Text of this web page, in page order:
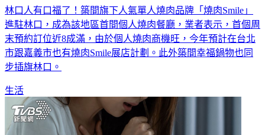
林口人有口福了！築間旗下人氣單人燒肉品牌「燒肉Smile」
進駐林口，成為該地區首間個人燒肉餐廳，業者表示，首個周
末預約訂位近8成滿，由於個人燒肉商機旺，今年預計在台北
市跟嘉義市也有燒肉Smile展店計劃。此外築間幸福鍋物也同
步插旗林口。
生活